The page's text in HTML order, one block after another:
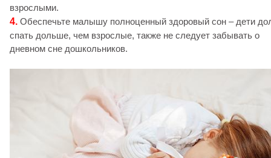
взрослыми.
4. Обеспечьте малышу полноценный здоровый сон – дети
спать дольше, чем взрослые, также не следует забывать о
дневном сне дошкольников.